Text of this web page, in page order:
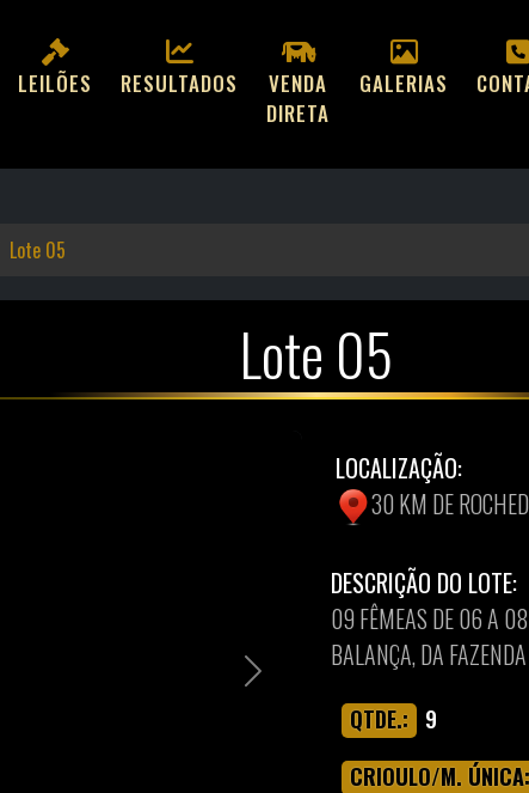
LEILÕES RESULTADOS
VENDA
DIRETA
GALERIAS
Lote 05
Lote 05
Next
LOCALIZAÇÃO:
30 KM DE
DESCRIÇÃO DO LOTE:
09 FÊMEAS DE 06 A
BALANÇA, DA
QTDE.: 9
CRIOULO/M. ÚNICA: